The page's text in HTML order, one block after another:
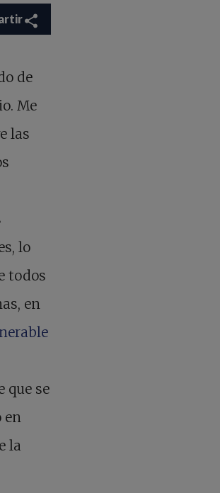
de
Me
las
lo
todos
en
que se
en
la